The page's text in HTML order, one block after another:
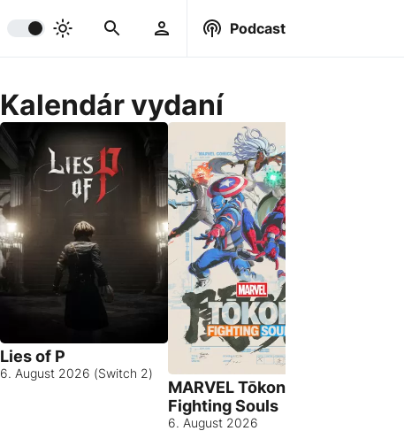
Podcast
Kalendár vydaní
Lies of P
6. August 2026 (Switch 2)
MARVEL Tōkon:
Fighting Souls
6. August 2026